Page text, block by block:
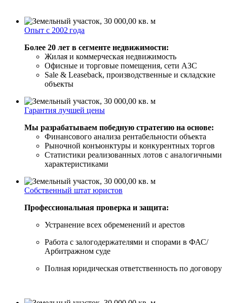
Опыт с 2002 года
Более 20 лет в сегменте недвижимости:
Жилая и коммерческая недвижимость
Офисные и торговые помещения, сети АЗС
Sale & Leaseback, производственные и складские
объекты
Гарантия лучшей цены
Мы разрабатываем победную стратегию на основе:
Финансового анализа рентабельности объекта
Рыночной конъюнктуры и конкурентных торгов
Статистики реализованных лотов с аналогичными
характеристиками
Собственный штат юристов
Профессиональная проверка и защита:
Устранение всех обременений и арестов
Работа с залогодержателями и спорами в ФАС/
Арбитражном суде
Полная юридическая ответственность по договору